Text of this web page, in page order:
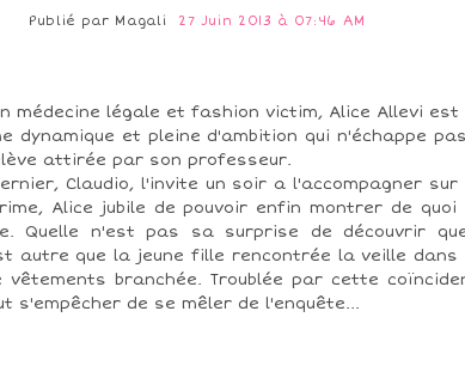
Publié par Magali 27 Juin 2013 à 07:46 AM
médecine légale et fashion victim, Alice Allevi est
dynamique et pleine d'ambition qui n'échappe
attirée par son professeur.
Claudio, l'invite un soir a l'accompagner sur
Alice jubile de pouvoir enfin montrer de quoi
Quelle n'est pas sa surprise de découvrir
autre que la jeune fille rencontrée la veille dans
vêtements branchée. Troublée par cette
s'empêcher de se mêler de l'enquête...